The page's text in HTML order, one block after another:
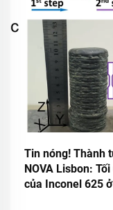
Tin nóng! Thành
NOVA Lisbon:
của Inconel 625